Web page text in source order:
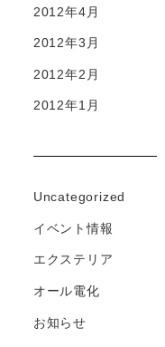
2012年4月
2012年3月
2012年2月
2012年1月
Uncategorized
イベント情報
エクステリア
オール電化
お知らせ